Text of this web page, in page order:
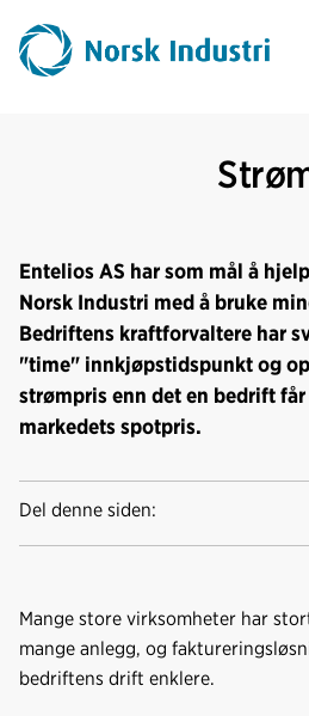
Entelios AS har som mål å
Norsk Industri med å bruke
Bedriftens kraftforvaltere har
"time" innkjøpstidspunkt og
strømpris enn det en bedrift
markedets spotpris.
Del denne siden:
Mange store virksomheter har
mange anlegg, og
bedriftens drift enklere.